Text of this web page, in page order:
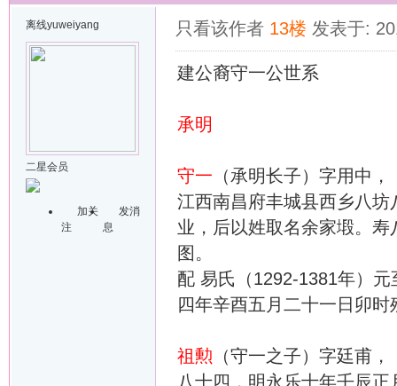
离线yuweiyang
二星会员
加关
注
发消
息
只看该作者 13楼 发表于:
建公裔守一公世系
承明
守一 （承明长子）字用中
江西南昌府丰城县西乡八
业，后以姓取名余家塅。
图。
配 易氏（1292-1381年）
四年辛酉五月二十一日卯时
祖勲 （守一之子）字廷甫
八十四，明永乐十年壬辰